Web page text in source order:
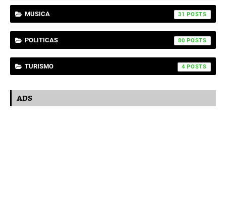
MUSICA 31
POLITICAS 80
TURISMO 4
ADS